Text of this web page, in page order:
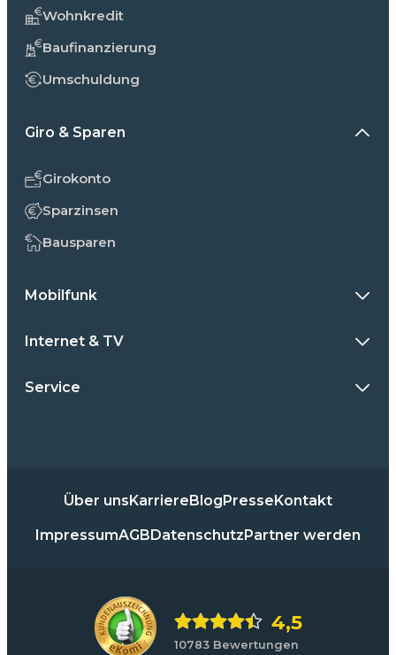
Wohnkredit
Baufinanzierung
Umschuldung
Giro & Sparen
Girokonto
Sparzinsen
Bausparen
Mobilfunk
Internet & TV
Service
Über unsKarriereBlogPresseKontakt
ImpressumAGBDatenschutzPartner werden
4,5
10783 Bewertungen